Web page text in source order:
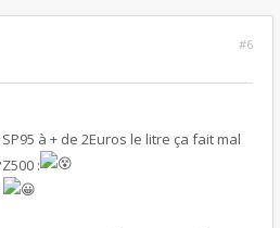
#6
à + de 2Euros le litre ça fait mal
: